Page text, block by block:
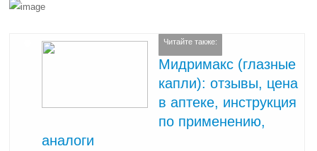
Читайте также:
Мидримакс (глазные
капли): отзывы, цена
в аптеке, инструкция
по применению,
аналоги